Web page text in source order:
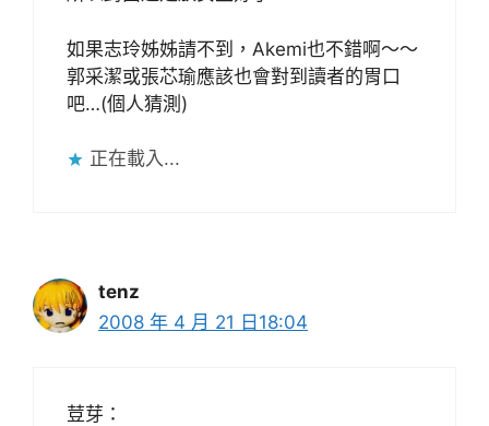
如果志玲姊姊請不到，Akemi也不錯啊～～
郭采潔或張芯瑜應該也會對到讀者的胃口
吧…(個人猜測)
正在載入...
tenz
2008 年 4 月 21 日18:04
荳芽：